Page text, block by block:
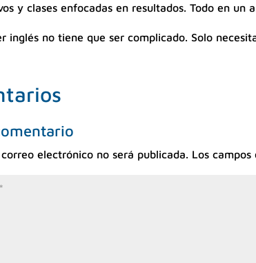
y clases enfocadas en resultados. Todo en
inglés no tiene que ser complicado. Solo
electrónico no será publicada. Los